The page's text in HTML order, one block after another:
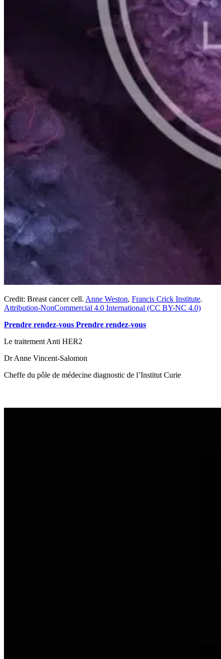
Credit: Breast cancer cell. Anne Weston, Francis Crick Institute.
Attribution-NonCommercial 4.0 International (CC BY-NC 4.0)
Prendre rendez-vous Prendre rendez-vous
Le traitement Anti HER2
Dr Anne Vincent-Salomon
Cheffe du pôle de médecine diagnostic de l’Institut Curie